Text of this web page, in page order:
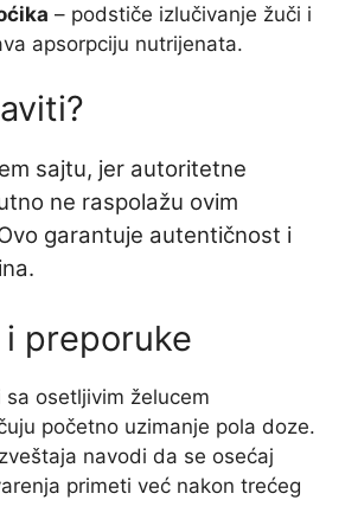
– podstiče izlučivanje žuči i
apsorpciju nutrijenata.
sajtu, jer autoritetne
ne raspolažu ovim
garantuje autentičnost i
i preporuke
sa osetljivim želucem
početno uzimanje pola doze.
navodi da se osećaj
primeti već nakon trećeg